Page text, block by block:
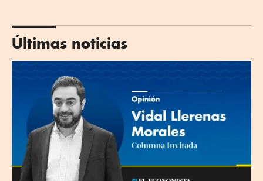
Últimas noticias